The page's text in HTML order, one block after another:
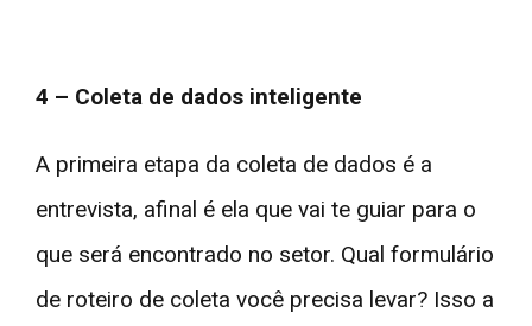
4 – Coleta de dados inteligente
A primeira etapa da coleta de dados é a
entrevista, afinal é ela que vai te guiar para o
que será encontrado no setor. Qual formulário
de roteiro de coleta você precisa levar? Isso a